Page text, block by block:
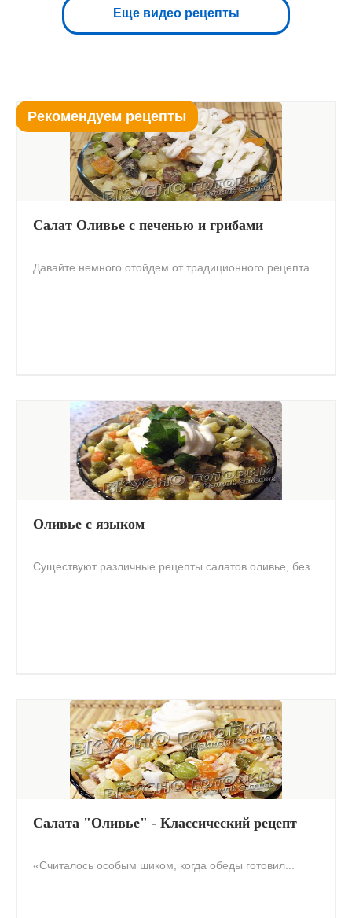
Еще видео рецепты
Рекомендуем рецепты
Салат Оливье с печенью и грибами
Давайте немного отойдем от традиционного рецепта...
Оливье с языком
Существуют различные рецепты салатов оливье, без...
Салата "Оливье" - Классический рецепт
«Считалось особым шиком, когда обеды готовил...